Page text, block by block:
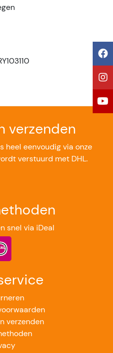
verzenden
heel eenvoudig via onze
verstuurd met DHL.
snel via iDeal
verzenden